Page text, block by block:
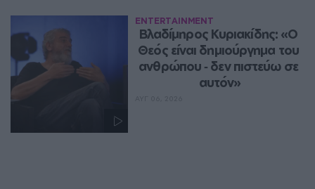
ENTERTAINMENT
Βλαδίμηρος Κυριακίδης: «Ο
Θεός είναι δημιούργημα του
ανθρώπου ‑ δεν πιστεύω σε
αυτόν»